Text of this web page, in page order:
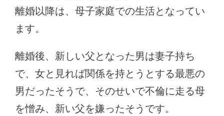
離婚以降は、母子家庭での生活となってい
ます。
離婚後、新しい父となった男は妻子持ち
で、女と見れば関係を持とうとする最悪の
男だったそうで、そのせいで不倫に走る母
を憎み、新い父を嫌ったそうです。